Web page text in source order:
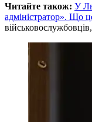
Читайте також: У
адміністратор». Що